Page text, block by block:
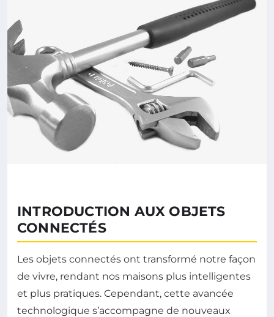
INTRODUCTION AUX OBJETS
CONNECTÉS
Les objets connectés ont transformé notre façon
de vivre, rendant nos maisons plus intelligentes
et plus pratiques. Cependant, cette avancée
technologique s’accompagne de nouveaux